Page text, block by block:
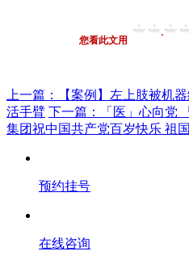
您看此文用 ·
上一篇：
【案例】左上肢被机
活手臂 下一篇：
「医」心向党
集团祝中国共产党百岁快乐 祖
预约挂号
在线咨询